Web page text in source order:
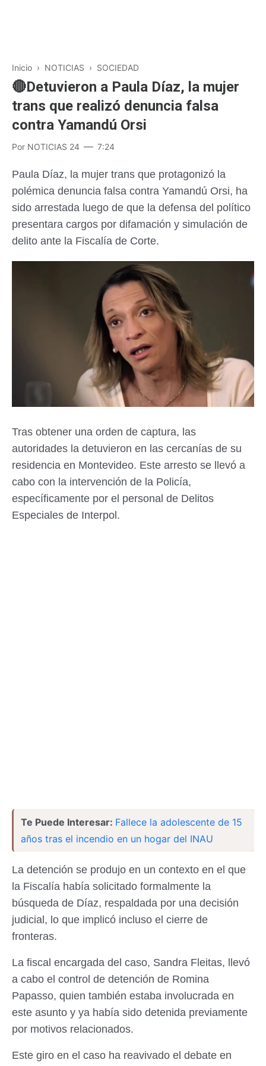
Inicio › NOTICIAS › SOCIEDAD
🔴Detuvieron a Paula Díaz, la mujer
trans que realizó denuncia falsa
contra Yamandú Orsi
Por NOTICIAS 24 7:24
Paula Díaz, la mujer trans que protagonizó la
polémica denuncia falsa contra Yamandú Orsi, ha
sido arrestada luego de que la defensa del político
presentara cargos por difamación y simulación de
delito ante la Fiscalía de Corte.
Tras obtener una orden de captura, las
autoridades la detuvieron en las cercanías de su
residencia en Montevideo. Este arresto se llevó a
cabo con la intervención de la Policía,
específicamente por el personal de Delitos
Especiales de Interpol.
Te Puede Interesar: Fallece la adolescente de 15
años tras el incendio en un hogar del INAU
La detención se produjo en un contexto en el que
la Fiscalía había solicitado formalmente la
búsqueda de Díaz, respaldada por una decisión
judicial, lo que implicó incluso el cierre de
fronteras.
La fiscal encargada del caso, Sandra Fleitas, llevó
a cabo el control de detención de Romina
Papasso, quien también estaba involucrada en
este asunto y ya había sido detenida previamente
por motivos relacionados.
Este giro en el caso ha reavivado el debate en